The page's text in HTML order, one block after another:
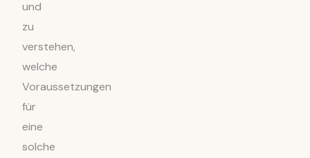
und
zu
verstehen,
welche
Voraussetzungen
für
eine
solche